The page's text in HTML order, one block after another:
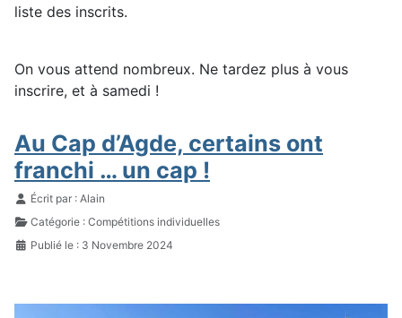
liste des inscrits.
On vous attend nombreux. Ne tardez plus à vous
inscrire, et à samedi !
Au Cap d’Agde, certains ont
franchi … un cap !
Détails
Écrit par : Alain
Catégorie : Compétitions individuelles
Publié le : 3 Novembre 2024